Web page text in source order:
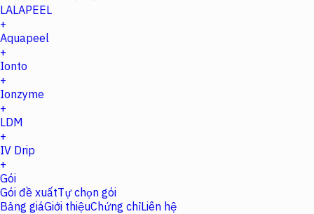
LALAPEEL
+
Aquapeel
+
Ionto
+
Ionzyme
+
LDM
+
IV Drip
+
Gói
Gói đề xuấtTự chọn gói
Bảng giáGiới thiệuChứng chỉLiên hệ